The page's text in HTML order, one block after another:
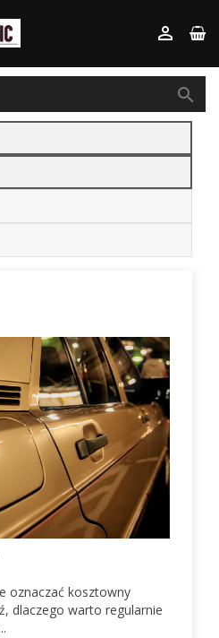


oznaczać kosztowny
dlaczego warto regularnie